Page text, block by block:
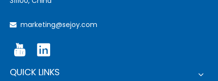
 marketing@sejoy.com
QUICK LINKS